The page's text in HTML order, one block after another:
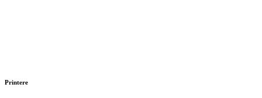
Printere